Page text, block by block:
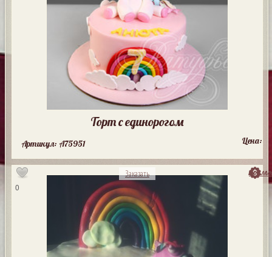
Торт с единорогом
Артикул: A75951 Цена:
0
Заказать